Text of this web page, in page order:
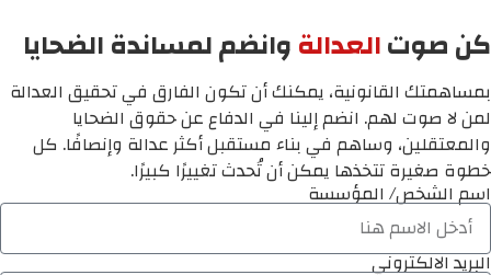
كن صوتالعدالةوانضم لمساندة الضحايا
بمساهمتك القانونية، يمكنك أن تكون الفارق في تحقيق العدالة
لمن لا صوت لهم. انضم إلينا في الدفاع عن حقوق الضحايا
والمعتقلين، وساهم في بناء مستقبل أكثر عدالة وإنصافًا. كل
خطوة صغيرة تتخذها يمكن أن تُحدث تغييرًا كبيرًا.
اسم الشخص/ المؤسسة
البريد الالكتروني